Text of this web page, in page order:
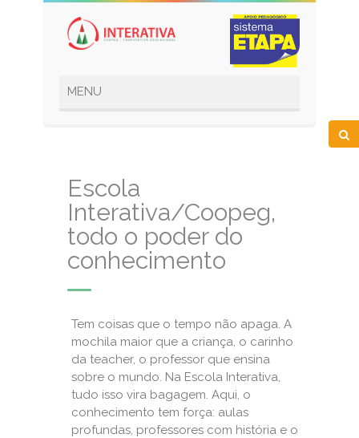
Escola
Interativa/Coopeg,
todo o poder do
conhecimento
Tem coisas que o tempo não apaga. A
mochila maior que a criança, o carinho
da teacher, o professor que ensina
sobre o mundo. Na Escola Interativa,
tudo isso vira bagagem. Aqui, o
conhecimento tem força: aulas
profundas, professores com história e o